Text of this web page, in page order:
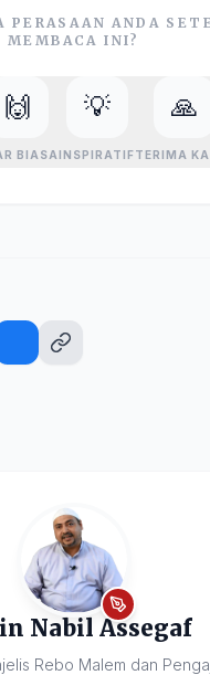
PERASAAN ANDA
MEMBACA INI?
🙌
BIASA
💡
INSPIRATIF
🙏
TERIMA
Nabil Assegaf
Rebo Malem dan